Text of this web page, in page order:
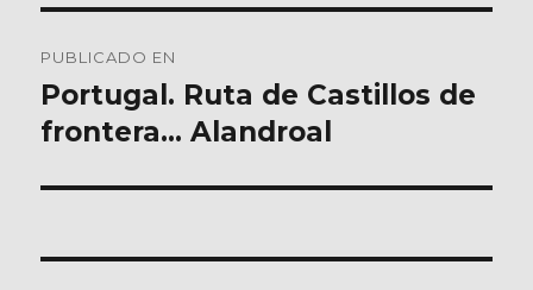
de
entradas
PUBLICADO EN
Portugal. Ruta de Castillos de
frontera… Alandroal